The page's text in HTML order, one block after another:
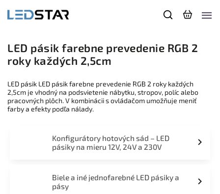
LED pásik farebne prevedenie RGB 2
roky každých 2,5cm
LED pásik LED pásik farebne prevedenie RGB 2 roky každých
2,5cm je vhodný na podsvietenie nábytku, stropov, políc alebo
pracovných plôch. V kombinácii s ovládačom umožňuje meniť
farby a efekty podľa nálady.
Konfigurátory hotových sád – LED
pásiky na mieru 12V, 24V a 230V
Biele a iné jednofarebné LED pásiky a
pásy